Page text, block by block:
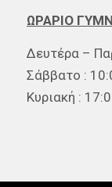
ΩΡΑΡΙΟ
Δευτέρα –
Σάββατο :
Κυριακή :